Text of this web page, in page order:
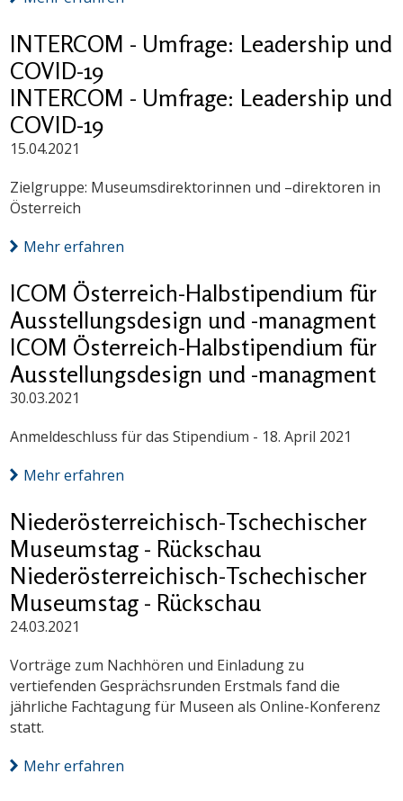
INTERCOM - Umfrage: Leadership und
COVID-19
INTERCOM - Umfrage: Leadership und
COVID-19
15.04.2021
Zielgruppe: Museumsdirektorinnen und –direktoren in
Österreich
Mehr erfahren
ICOM Österreich-Halbstipendium für
Ausstellungsdesign und -managment
ICOM Österreich-Halbstipendium für
Ausstellungsdesign und -managment
30.03.2021
Anmeldeschluss für das Stipendium - 18. April 2021
Mehr erfahren
Niederösterreichisch-Tschechischer
Museumstag - Rückschau
Niederösterreichisch-Tschechischer
Museumstag - Rückschau
24.03.2021
Vorträge zum Nachhören und Einladung zu
vertiefenden Gesprächsrunden Erstmals fand die
jährliche Fachtagung für Museen als Online-Konferenz
statt.
Mehr erfahren